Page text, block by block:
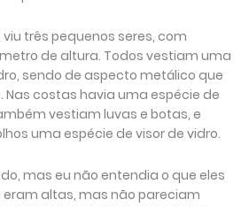
viu três pequenos seres, com
de altura. Todos vestiam uma
sendo de aspecto metálico que
Nas costas havia uma espécie de
vestiam luvas e botas, e
uma espécie de visor de vidro.
mas eu não entendia o que eles
eram altas, mas não pareciam